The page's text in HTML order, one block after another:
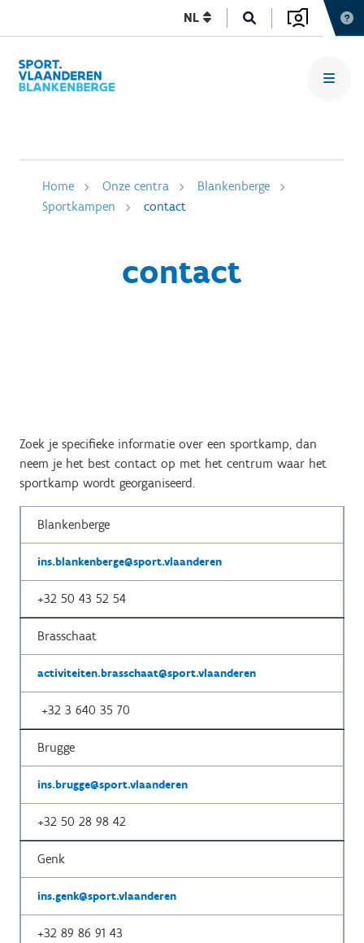
NL
Home Onze centra
Blankenberge
Sportkampen
contact
contact
Zoek je specifieke informatie over een sportkamp, dan
neem je het best contact op met het centrum waar het
sportkamp wordt georganiseerd.
Blankenberge
ins.blankenberge@sport.vlaanderen
+32 50 43 52 54
Brasschaat
activiteiten.brasschaat@sport.vlaanderen
+32 3 640 35 70
Brugge
ins.brugge@sport.vlaanderen
+32 50 28 98 42
Genk
ins.genk@sport.vlaanderen
+32 89 86 91 43